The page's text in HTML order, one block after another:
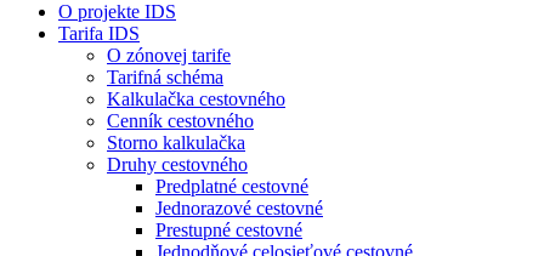
O projekte IDS
Tarifa IDS
O zónovej tarife
Tarifná schéma
Kalkulačka cestovného
Cenník cestovného
Storno kalkulačka
Druhy cestovného
Predplatné cestovné
Jednorazové cestovné
Prestupné cestovné
Jednodňové celosieťové cestovné